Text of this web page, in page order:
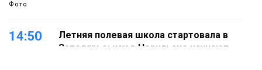
Фото
14:50
Летняя полевая школа стартовала в
Заполярье: как в Норильске изучают